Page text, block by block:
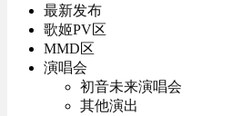
最新发布
歌姬PV区
MMD区
演唱会
初音未来演唱会
其他演出